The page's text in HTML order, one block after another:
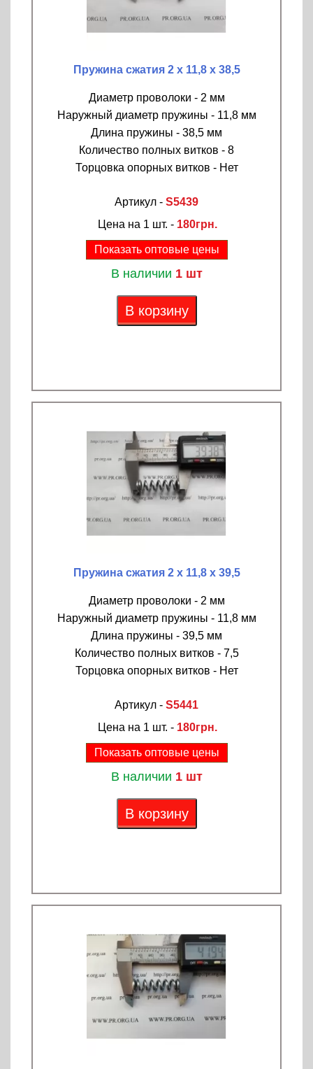
Пружина сжатия 2 х 11,8 х 38,5
Диаметр проволоки - 2 мм
Наружный диаметр пружины - 11,8 мм
Длина пружины - 38,5 мм
Количество полных витков - 8
Торцовка опорных витков - Нет
Артикул - S5439
Цена на 1 шт. - 180грн.
Показать оптовые цены
В наличии 1 шт
В корзину
Пружина сжатия 2 х 11,8 х 39,5
Диаметр проволоки - 2 мм
Наружный диаметр пружины - 11,8 мм
Длина пружины - 39,5 мм
Количество полных витков - 7,5
Торцовка опорных витков - Нет
Артикул - S5441
Цена на 1 шт. - 180грн.
Показать оптовые цены
В наличии 1 шт
В корзину